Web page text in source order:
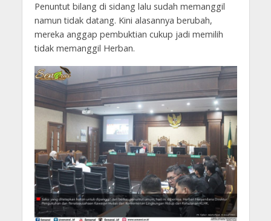
Penuntut bilang di sidang lalu sudah memanggil
namun tidak datang. Kini alasannya berubah,
mereka anggap pembuktian cukup jadi memilih
tidak memanggil Herban.